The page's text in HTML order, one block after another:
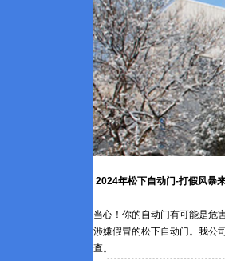
2024年松下自动门-打假风暴
当心！你的自动门有可能是危
涉嫌假冒的松下自动门。我公
查。